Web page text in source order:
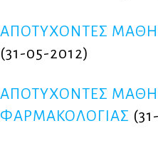
ΑΠΟΤΥΧΟΝΤΕΣ
(31-05-2012)
ΑΠΟΤΥΧΟΝΤΕΣ
ΦΑΡΜΑΚΟΛΟΓΙΑΣ